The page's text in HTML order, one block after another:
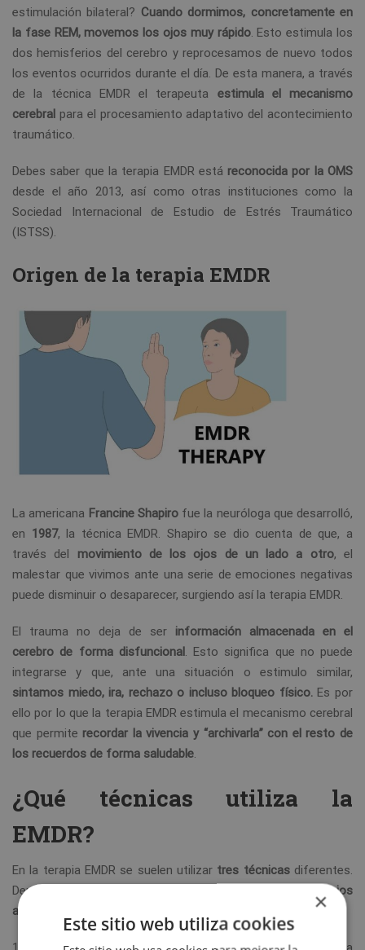
estimulación bilateral? Cuando dormimos, concretamente en
la fase REM, movemos los ojos muy rápido. Esto estimula los
dos hemisferios del cerebro y reprocesamos de nuevo todos
los eventos ocurridos durante el día. De esta manera, a través
de la técnica EMDR el terapeuta estimula el mecanismo
cerebral para el procesamiento adaptativo del acontecimiento
traumático.
Debes saber que la terapia EMDR está reconocida por la OMS
desde el año 2013, así como otras instituciones como la
Sociedad Internacional de Estudio de Estrés Traumático
(ISTSS).
Origen de la terapia EMDR
La americana Francine Shapirofue la neuróloga que desarrolló,
en 1987, la técnica EMDR. Shapiro se dio cuenta de que, a
través del movimiento de los ojos de un lado a otro, el
malestar que vivimos ante una serie de emociones negativas
puede disminuir o desaparecer, surgiendo así la terapia EMDR.
El trauma no deja de ser información almacenada en el
cerebro de forma disfuncional. Esto significa que no puede
integrarse y que, ante una situación o estimulo similar,
sintamos miedo, ira, rechazo o incluso bloqueo físico. Es por
ello por lo que la terapia EMDR estimula el mecanismo cerebral
que permite recordar la vivencia y “archivarla” con el resto de
los recuerdos de forma saludable.
¿Qué técnicas utiliza la
EMDR?
En la terapia EMDR se suelen utilizar tres técnicasdiferentes.
Dependiendo de si el paciente quiere
hacerlo con los ojos
abiertos o cerrados
×
Este sitio web utiliza cookies